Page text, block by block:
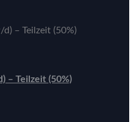
– Teilzeit (50%)